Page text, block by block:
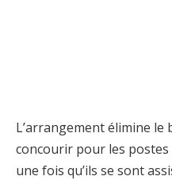
L’arrangement élimine
concourir pour les postes
une fois qu’ils se sont